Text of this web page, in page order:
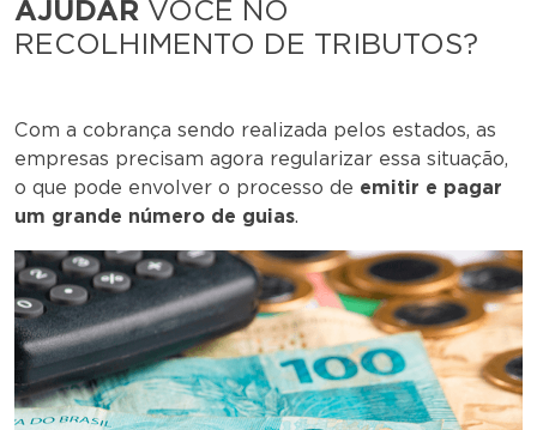
AJUDAR VOCÊ NO
RECOLHIMENTO DE TRIBUTOS?
Com a cobrança sendo realizada pelos estados, as
empresas precisam agora regularizar essa situação,
o que pode envolver o processo de emitir e pagar
um grande número de guias.